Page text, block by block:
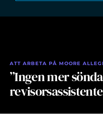
ATT ARBETA PÅ MOORE
”Ingen mer